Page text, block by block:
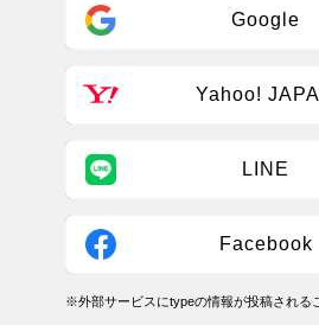
Google
Yahoo!
LINE
Facebook
※外部サービスにtypeの情報が投稿される